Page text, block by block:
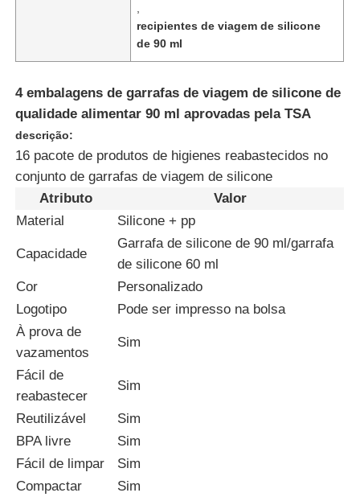
Produtos
Vídeos
Sobre Nós
Controle de Qualidade
Contacte-nos
Notícias
recipientes de viagem de silicone
de 90 ml
4 embalagens de garrafas de viagem de silicone de
qualidade alimentar 90 ml aprovadas pela TSA
descrição:
16 pacote de produtos de higienes reabastecidos no
conjunto de garrafas de viagem de silicone
Atributo
Valor
Material
Silicone + pp
Capacidade
Garrafa de silicone de 90 ml/garrafa
de silicone 60 ml
Cor
Personalizado
Logotipo
Pode ser impresso na bolsa
À prova de
vazamentos
Sim
Fácil de
reabastecer
Sim
Reutilizável
Sim
BPA livre
Sim
Fácil de limpar
Sim
Compactar
Sim